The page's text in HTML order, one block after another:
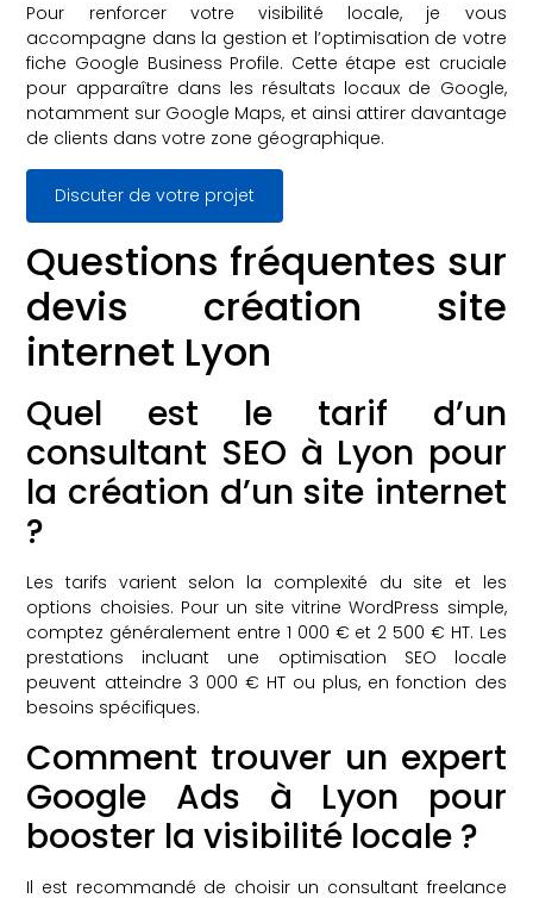
Pour renforcer votre visibilité locale, je vous
accompagne dans la gestion et l’optimisation de votre
fiche Google Business Profile. Cette étape est cruciale
pour apparaître dans les résultats locaux de Google,
notamment sur Google Maps, et ainsi attirer davantage
de clients dans votre zone géographique.
Discuter de votre projet
Questions fréquentes sur
devis création site
internet Lyon
Quel est le tarif d’un
consultant SEO à Lyon pour
la création d’un site internet
?
Les tarifs varient selon la complexité du site et les
options choisies. Pour un site vitrine WordPress simple,
comptez généralement entre 1 000 € et 2 500 € HT. Les
prestations incluant une optimisation SEO locale
peuvent atteindre 3 000 € HT ou plus, en fonction des
besoins spécifiques.
Comment trouver un expert
Google Ads à Lyon pour
booster la visibilité locale ?
Il est recommandé de choisir un consultant freelance